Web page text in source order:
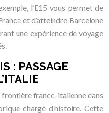
l’E15 vous permet de
et d’atteindre Barcelone
une expérience de voyage
: PASSAGE
frontière franco-italienne dans
chargé d’histoire. Cette